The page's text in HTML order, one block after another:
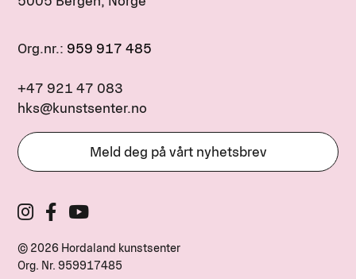
Org.nr.: 959 917 485
+47 921 47 083
hks@kunstsenter.no
Meld deg på vårt nyhetsbrev
© 2026 Hordaland kunstsenter
Org. Nr. 959917485